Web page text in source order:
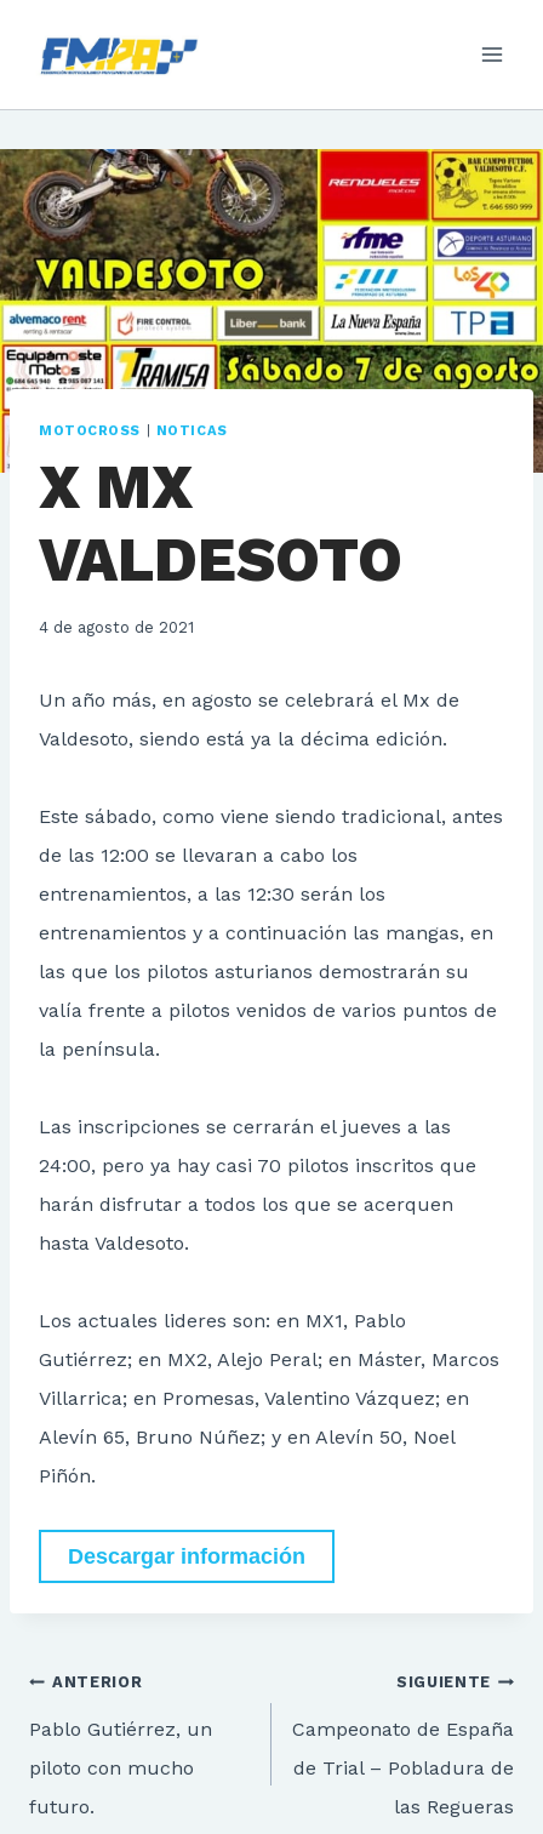
MOTOCROSS NOTICAS
X MX
VALDESOTO
4 de agosto de 2021
Un año más, en agosto se celebrará el Mx de
Valdesoto, siendo está ya la décima edición.
Este sábado, como viene siendo tradicional, antes
de las 12:00 se llevaran a cabo los
entrenamientos, a las 12:30 serán los
entrenamientos y a continuación las mangas, en
las que los pilotos asturianos demostrarán su
valía frente a pilotos venidos de varios puntos de
la península.
Las inscripciones se cerrarán el jueves a las
24:00, pero ya hay casi 70 pilotos inscritos que
harán disfrutar a todos los que se acerquen
hasta Valdesoto.
Los actuales lideres son: en MX1, Pablo
Gutiérrez; en MX2, Alejo Peral; en Máster, Marcos
Villarrica; en Promesas, Valentino Vázquez; en
Alevín 65, Bruno Núñez; y en Alevín 50, Noel
Piñón.
Descargar información
Navegación
de
entradas
ANTERIOR
Pablo Gutiérrez, un
piloto con mucho
futuro.
SIGUIENTE
Campeonato de España
de Trial – Pobladura de
las Regueras